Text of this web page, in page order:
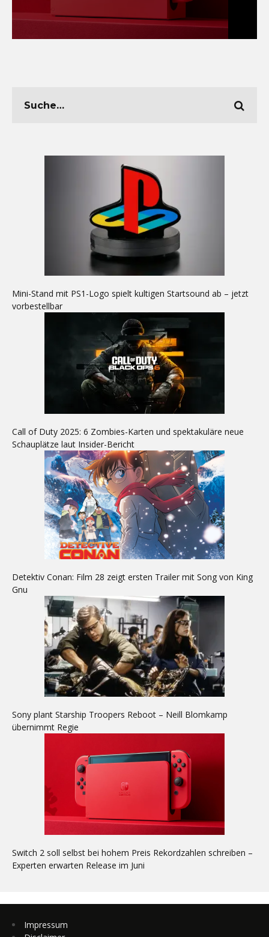
Mini-Stand mit PS1-Logo spielt kultigen Startsound ab – jetzt
vorbestellbar
Call of Duty 2025: 6 Zombies-Karten und spektakuläre neue
Schauplätze laut Insider-Bericht
Detektiv Conan: Film 28 zeigt ersten Trailer mit Song von King
Gnu
Sony plant Starship Troopers Reboot – Neill Blomkamp
übernimmt Regie
Switch 2 soll selbst bei hohem Preis Rekordzahlen schreiben –
Experten erwarten Release im Juni
Impressum